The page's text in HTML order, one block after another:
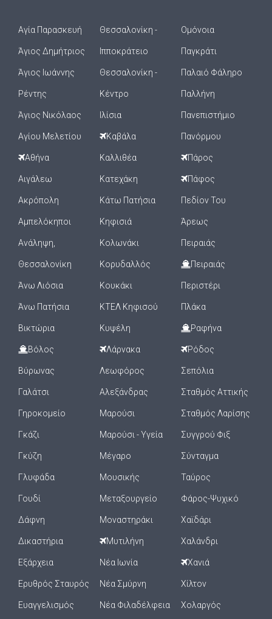
Αγία Παρασκευή
Άγιος Δημήτριος
Άγιος Ιωάννης
Ρέντης
Άγιος Νικόλαος
Αγίου Μελετίου
Αθήνα
Αιγάλεω
Ακρόπολη
Αμπελόκηποι
Ανάληψη,
Θεσσαλονίκη
Άνω Λιόσια
Άνω Πατήσια
Βικτώρια
Βόλος
Βύρωνας
Γαλάτσι
Γηροκομείο
Γκάζι
Γκύζη
Γλυφάδα
Γουδί
Δάφνη
Δικαστήρια
Εξάρχεια
Ερυθρός Σταυρός
Ευαγγελισμός
Θεσσαλονίκη -
Ιπποκράτειο
Θεσσαλονίκη -
Κέντρο
Ιλίσια
Καβάλα
Καλλιθέα
Κατεχάκη
Κάτω Πατήσια
Κηφισιά
Κολωνάκι
Κορυδαλλός
Κουκάκι
ΚΤΕΛ Κηφισού
Κυψέλη
Λάρνακα
Λεωφόρος
Αλεξάνδρας
Μαρούσι
Μαρούσι - Υγεία
Μέγαρο
Μουσικής
Μεταξουργείο
Μοναστηράκι
Μυτιλήνη
Νέα Ιωνία
Νέα Σμύρνη
Νέα Φιλαδέλφεια
Ομόνοια
Παγκράτι
Παλαιό Φάληρο
Παλλήνη
Πανεπιστήμιο
Πανόρμου
Πάρος
Πάφος
Πεδίον Του
Άρεως
Πειραιάς
Πειραιάς
Περιστέρι
Πλάκα
Ραφήνα
Ρόδος
Σεπόλια
Σταθμός Αττικής
Σταθμός Λαρίσης
Συγγρού Φιξ
Σύνταγμα
Ταύρος
Φάρος-Ψυχικό
Χαϊδάρι
Χαλάνδρι
Χανιά
Χίλτον
Χολαργός